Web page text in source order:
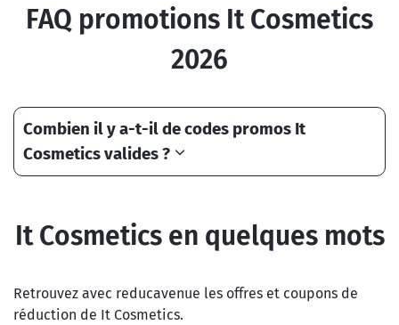
FAQ promotions It Cosmetics
2026
Combien il y a-t-il de codes promos It
Cosmetics valides ?
It Cosmetics en quelques mots
Retrouvez avec reducavenue les offres et coupons de
réduction de It Cosmetics.